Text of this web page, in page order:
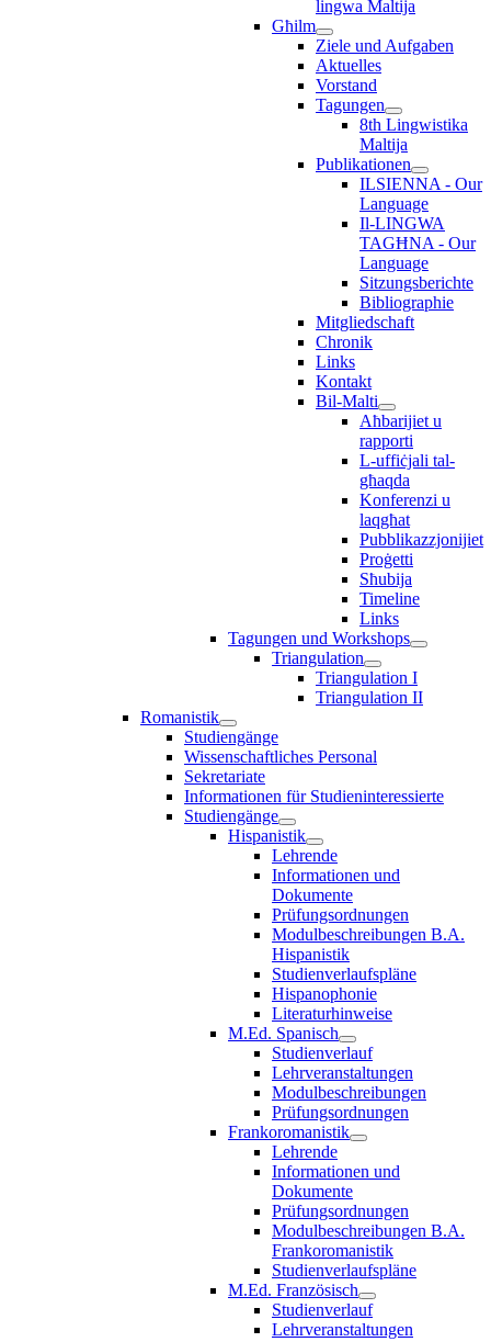
lingwa Maltija
Għilm
Ziele und Aufgaben
Aktuelles
Vorstand
Tagungen
8th Lingwistika
Maltija
Publikationen
ILSIENNA - Our
Language
Il-LINGWA
TAGĦNA - Our
Language
Sitzungsberichte
Bibliographie
Mitgliedschaft
Chronik
Links
Kontakt
Bil-Malti
Aħbarijiet u
rapporti
L-uffiċjali tal-
għaqda
Konferenzi u
laqgħat
Pubblikazzjonijiet
Proġetti
Sħubija
Timeline
Links
Tagungen und Workshops
Triangulation
Triangulation I
Triangulation II
Romanistik
Studiengänge
Wissenschaftliches Personal
Sekretariate
Informationen für Studieninteressierte
Studiengänge
Hispanistik
Lehrende
Informationen und
Dokumente
Prüfungsordnungen
Modulbeschreibungen B.A.
Hispanistik
Studienverlaufspläne
Hispanophonie
Literaturhinweise
M.Ed. Spanisch
Studienverlauf
Lehrveranstaltungen
Modulbeschreibungen
Prüfungsordnungen
Frankoromanistik
Lehrende
Informationen und
Dokumente
Prüfungsordnungen
Modulbeschreibungen B.A.
Frankoromanistik
Studienverlaufspläne
M.Ed. Französisch
Studienverlauf
Lehrveranstaltungen